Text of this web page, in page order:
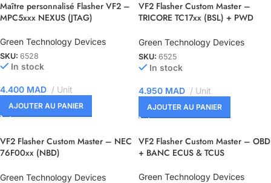
Maître personnalisé Flasher VF2 –
MPC5xxx NEXUS (JTAG)
Green Technology Devices
SKU: 6528
In stock
4.400 MAD Unit
AJOUTER AU PANIER
VF2 Flasher Custom Master –
TRICORE TC17xx (BSL) + PWD
Green Technology Devices
SKU: 6525
In stock
4.950 MAD Unit
AJOUTER AU PANIER
VF2 Flasher Custom Master – NEC
76F00xx (NBD)
Green Technology Devices
VF2 Flasher Custom Master – OBD
+ BANC ECUS & TCUS
Green Technology Devices